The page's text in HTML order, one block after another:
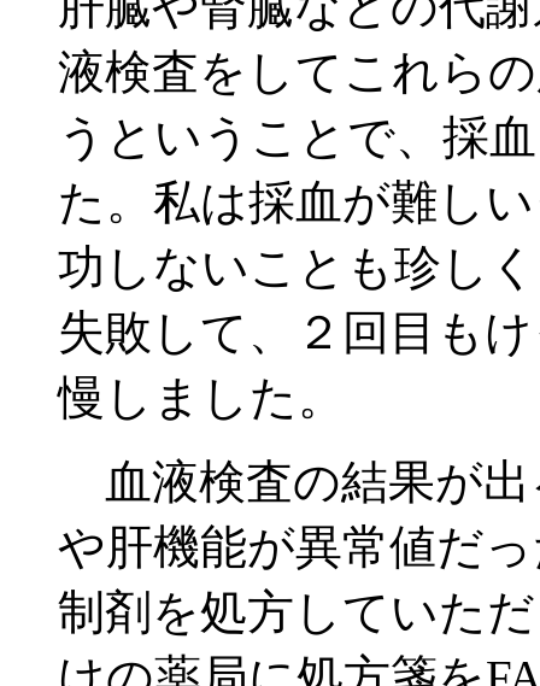
液検査をしてこれら
うということで、採
た。私は採血が難し
功しないことも珍し
失敗して、２回目も
慢しました。
血液検査の結果が出
や肝機能が異常値だ
制剤を処方していた